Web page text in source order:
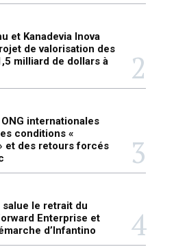
et Kanadevia Inova
de valorisation des
milliard de dollars à
internationales
conditions «
et des retours forcés
salue le retrait du
Enterprise et
d’Infantino